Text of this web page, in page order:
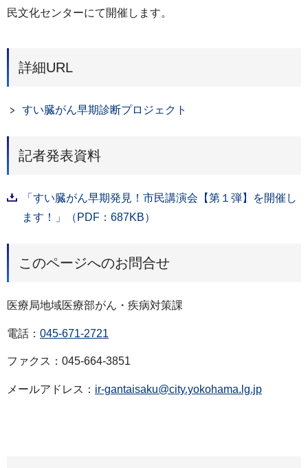
民文化センターにて開催します。
詳細URL
すい臓がん早期診断プロジェクト
記者発表資料
「すい臓がん早期発見！市民講演会【第１弾】を開催し
ます！」（PDF：687KB）
このページへのお問合せ
医療局地域医療部がん・疾病対策課
電話： 045-671-2721
ファクス：045-664-3851
メールアドレス： ir-gantaisaku@city.yokohama.lg.jp